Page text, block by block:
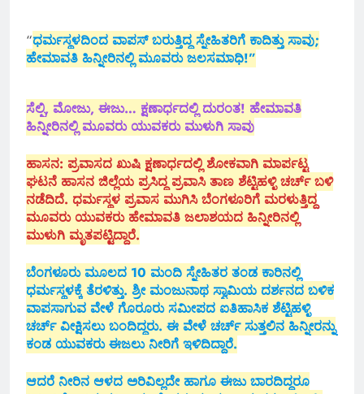
“ಧರ್ಮಸ್ಥಳದಿಂದ ವಾಪಸ್ ಬರುತ್ತಿದ್ದ ಸ್ನೇಹಿತರಿಗೆ ಕಾದಿತ್ತು ಸಾವು;
ಹೇಮಾವತಿ ಹಿನ್ನೀರಿನಲ್ಲಿ ಮೂವರು ಜಲಸಮಾಧಿ!”
ಸೆಲ್ಫಿ, ಮೋಜು, ಈಜು… ಕ್ಷಣಾರ್ಧದಲ್ಲಿ ದುರಂತ! ಹೇಮಾವತಿ
ಹಿನ್ನೀರಿನಲ್ಲಿ ಮೂವರು ಯುವಕರು ಮುಳುಗಿ ಸಾವು
ಹಾಸನ: ಪ್ರವಾಸದ ಖುಷಿ ಕ್ಷಣಾರ್ಧದಲ್ಲಿ ಶೋಕವಾಗಿ ಮಾರ್ಪಟ್ಟ
ಘಟನೆ ಹಾಸನ ಜಿಲ್ಲೆಯ ಪ್ರಸಿದ್ಧ ಪ್ರವಾಸಿ ತಾಣ ಶೆಟ್ಟಿಹಳ್ಳಿ ಚರ್ಚ್ ಬಳಿ
ನಡೆದಿದೆ. ಧರ್ಮಸ್ಥಳ ಪ್ರವಾಸ ಮುಗಿಸಿ ಬೆಂಗಳೂರಿಗೆ ಮರಳುತ್ತಿದ್ದ
ಮೂವರು ಯುವಕರು ಹೇಮಾವತಿ ಜಲಾಶಯದ ಹಿನ್ನೀರಿನಲ್ಲಿ
ಮುಳುಗಿ ಮೃತಪಟ್ಟಿದ್ದಾರೆ.
ಬೆಂಗಳೂರು ಮೂಲದ 10 ಮಂದಿ ಸ್ನೇಹಿತರ ತಂಡ ಕಾರಿನಲ್ಲಿ
ಧರ್ಮಸ್ಥಳಕ್ಕೆ ತೆರಳಿತ್ತು. ಶ್ರೀ ಮಂಜುನಾಥ ಸ್ವಾಮಿಯ ದರ್ಶನದ ಬಳಿಕ
ವಾಪಸಾಗುವ ವೇಳೆ ಗೊರೂರು ಸಮೀಪದ ಐತಿಹಾಸಿಕ ಶೆಟ್ಟಿಹಳ್ಳಿ
ಚರ್ಚ್ ವೀಕ್ಷಿಸಲು ಬಂದಿದ್ದರು. ಈ ವೇಳೆ ಚರ್ಚ್ ಸುತ್ತಲಿನ ಹಿನ್ನೀರನ್ನು
ಕಂಡ ಯುವಕರು ಈಜಲು ನೀರಿಗೆ ಇಳಿದಿದ್ದಾರೆ.
ಆದರೆ ನೀರಿನ ಆಳದ ಅರಿವಿಲ್ಲದೇ ಹಾಗೂ ಈಜು ಬಾರದಿದ್ದರೂ